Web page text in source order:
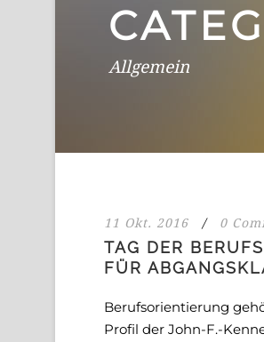
Allgemein
11 Okt. 2016 / 0
TAG DER
FÜR
Berufsorientierung
Profil der John-F.-